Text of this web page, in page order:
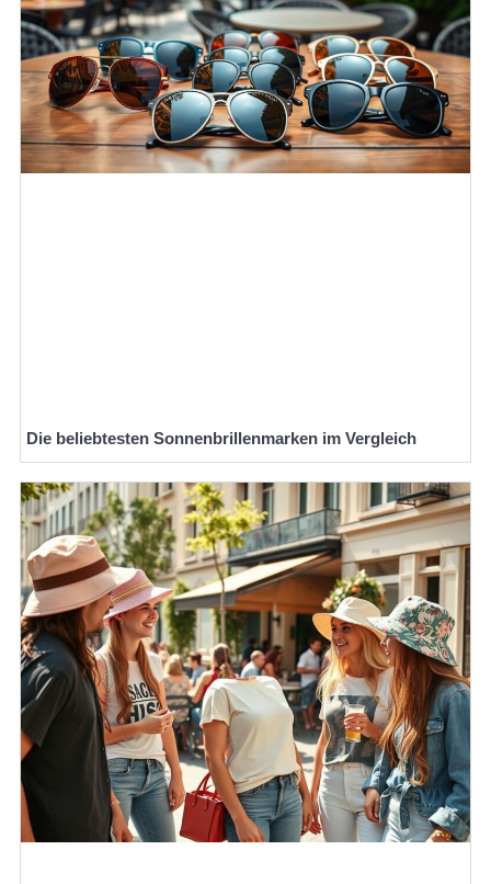
Die beliebtesten Sonnenbrillenmarken im Vergleich